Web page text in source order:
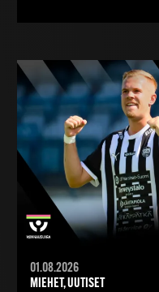
01.08.2026
MIEHET, UUTISET